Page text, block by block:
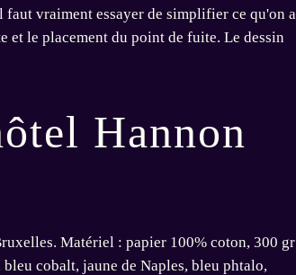
vraiment essayer de simplifier ce qu'on a
et le placement du point de fuite. Le dessin
Hannon
Matériel : papier 100% coton, 300 gr
cobalt, jaune de Naples, bleu phtalo,